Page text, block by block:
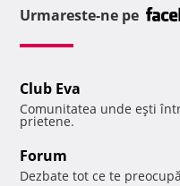
Urmareste-ne pe
Club Eva
Comunitatea unde eşti
prietene.
Forum
Dezbate tot ce te preocupă